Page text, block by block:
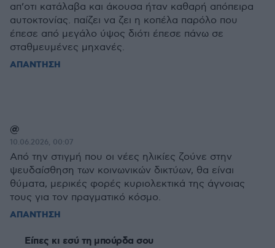
απ’οτι κατάλαβα και άκουσα ήταν καθαρή απόπειρα
αυτοκτονίας. παίζει να ζει η κοπέλα παρόλο που
έπεσε από μεγάλο ύψος διότι έπεσε πάνω σε
σταθμευμένες μηχανές.
ΑΠΑΝΤΗΣΗ
@
10.06.2026, 00:07
Από την στιγμή που οι νέες ηλικίες ζούνε στην
ψευδαίσθηση των κοινωνικών δικτύων, θα είναι
θύματα, μερικές φορές κυριολεκτικά της άγνοιας
τους για τον πραγματικό κόσμο.
ΑΠΑΝΤΗΣΗ
Είπες κι εσύ τη μπούρδα σου